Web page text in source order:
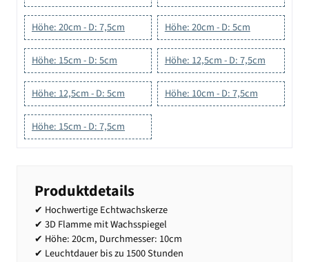
Höhe: 20cm - D: 7,5cm Höhe: 20cm - D: 5cm
Höhe: 15cm - D: 5cm Höhe: 12,5cm - D: 7,5cm
Höhe: 12,5cm - D: 5cm Höhe: 10cm - D: 7,5cm
Höhe: 15cm - D: 7,5cm
Produktdetails
✔ Hochwertige Echtwachskerze
✔ 3D Flamme mit Wachsspiegel
✔ Höhe: 20cm, Durchmesser: 10cm
✔ Leuchtdauer bis zu 1500 Stunden